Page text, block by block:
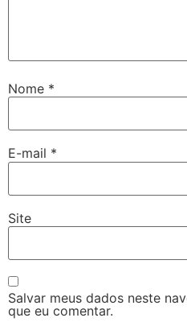
Nome *
E-mail *
Site
Salvar meus dados neste
que eu comentar.